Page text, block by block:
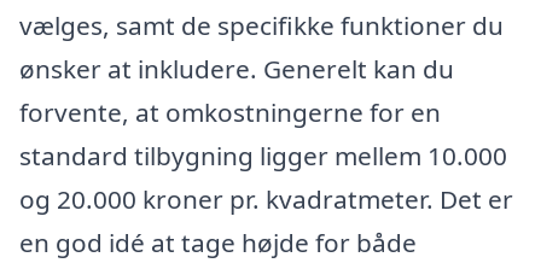
vælges, samt de specifikke funktioner du
ønsker at inkludere. Generelt kan du
forvente, at omkostningerne for en
standard tilbygning ligger mellem 10.000
og 20.000 kroner pr. kvadratmeter. Det er
en god idé at tage højde for både